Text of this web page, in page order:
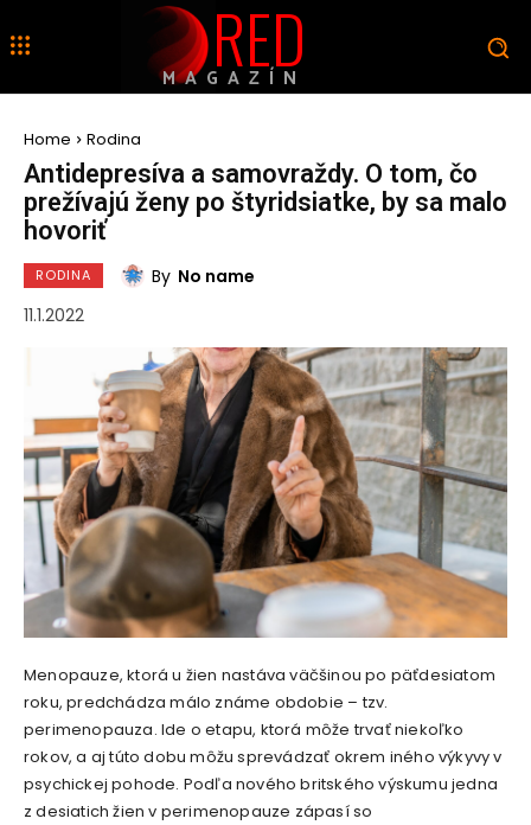
RED
MAGAZÍN
Home Rodina
Antidepresíva a samovraždy. O tom, čo
prežívajú ženy po štyridsiatke, by sa malo
hovoriť
RODINA By No name
11.1.2022
Menopauze, ktorá u žien nastáva väčšinou po päťdesiatom
roku, predchádza málo známe obdobie – tzv.
perimenopauza. Ide o etapu, ktorá môže trvať niekoľko
rokov, a aj túto dobu môžu sprevádzať okrem iného výkyvy v
psychickej pohode. Podľa nového britského výskumu jedna
z desiatich žien v perimenopauze zápasí so